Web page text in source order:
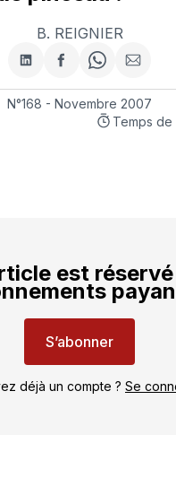
B. REIGNIER
Partager
sur
LinkedIn
Partager
sur
Facebook
Share
on
WhatsApp
par
courriel
N°168 - Novembre 2007
Temps de
est
S’abonner
déjà un compte ? Se